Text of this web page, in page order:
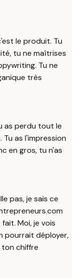
le produit. Tu
tu ne maîtrises
Tu ne
très
as perdu tout le
as l'impression
en gros, tu n'as
pas, je sais ce
Moi, je vois
pourrait déployer,
chiffre